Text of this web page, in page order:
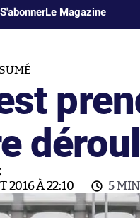
S'abonnerLe Magazine
2016 À 22:10 5